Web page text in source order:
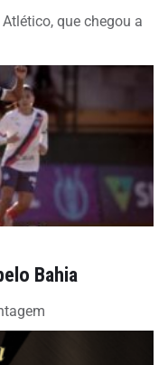
que chegou a
Bahia